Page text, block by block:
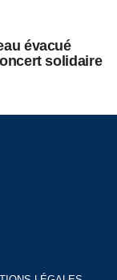
évacué
solidaire